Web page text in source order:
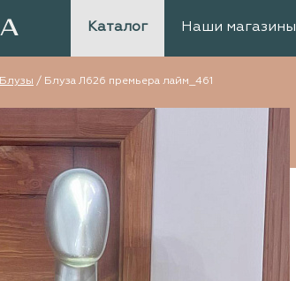
Каталог Наши магазины
Блузы / Блуза Л626 премьера лайм_461